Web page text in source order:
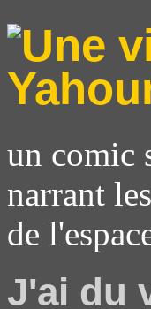
un comic
narrant
de
J'ai du